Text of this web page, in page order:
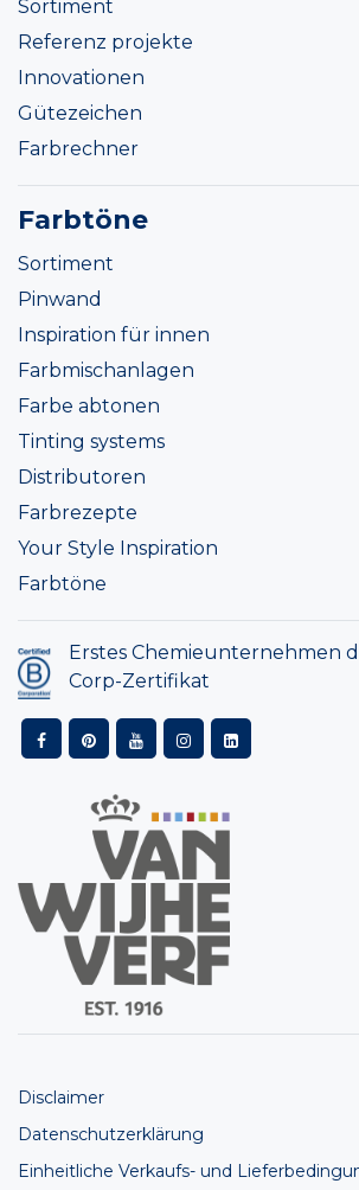
Sortiment
Referenz projekte
Innovationen
Gütezeichen
Farbrechner
Farbtöne
Sortiment
Pinwand
Inspiration für innen
Farbmischanlagen
Farbe abtonen
Tinting systems
Distributoren
Farbrezepte
Your Style Inspiration
Farbtöne
Erstes Chemieunternehmen
Corp-Zertifikat
Disclaimer
Datenschutzerklärung
Einheitliche Verkaufs- und